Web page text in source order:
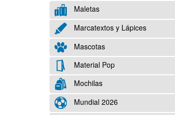
Maletas
Marcatextos y Lápices
Mascotas
Material Pop
Mochilas
Mundial 2026